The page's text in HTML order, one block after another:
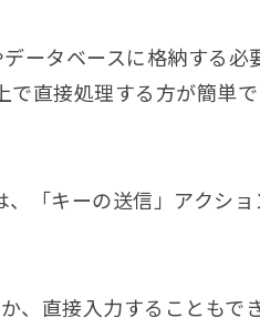
ータベースに格納する必
で直接処理する方が簡単で
、「キーの送信」アクショ
、直接入力することもで